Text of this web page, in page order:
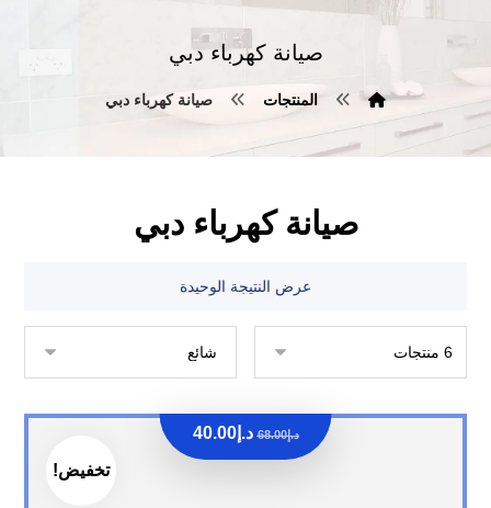
صيانة كهرباء دبي
المنتجات صيانة كهرباء دبي
صيانة كهرباء دبي
عرض النتيجة الوحيدة
تخفيض!
د.إ68.00 د.إ40.00